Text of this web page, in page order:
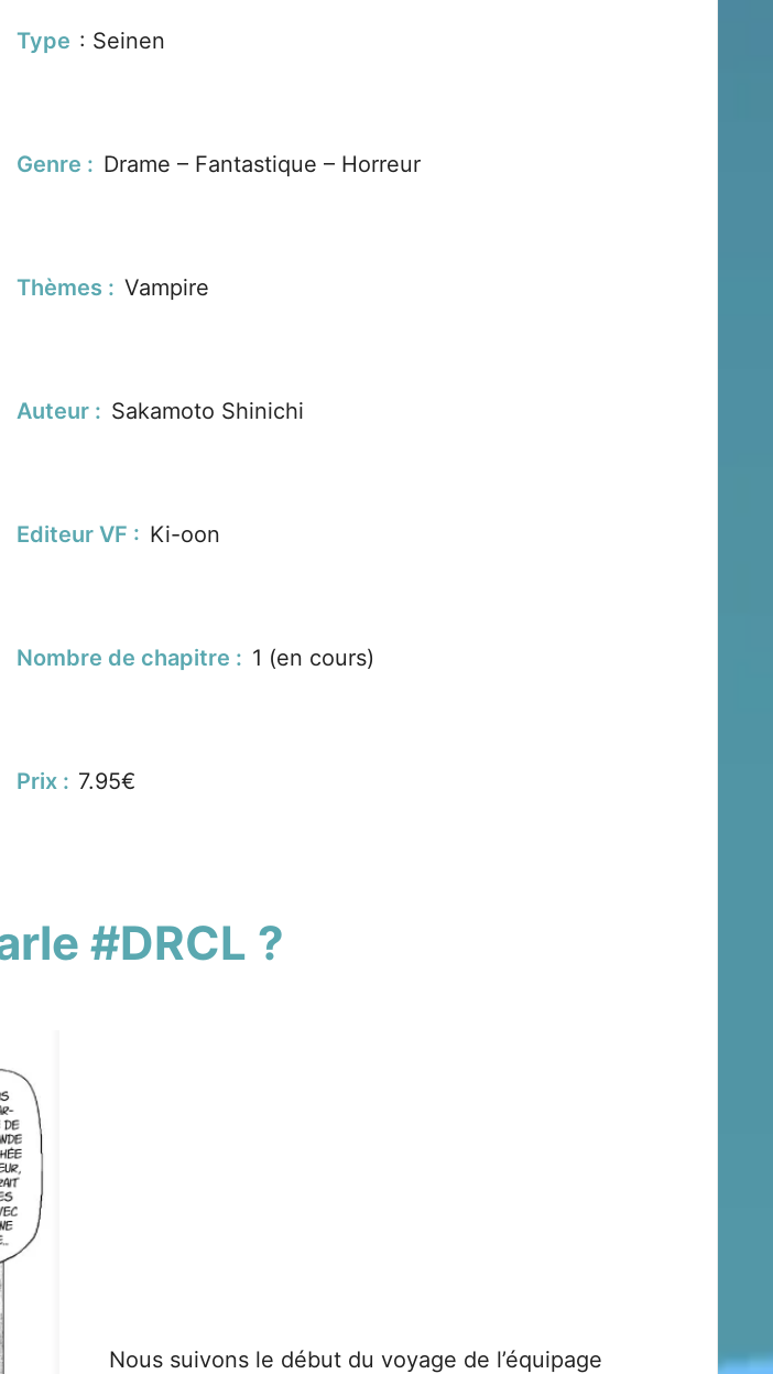
Type : Seinen
Genre : Drame – Fantastique – Horreur
Thèmes : Vampire
Auteur : Sakamoto Shinichi
Editeur VF : Ki-oon
Nombre de chapitre : 1 (en cours)
Prix : 7.95€
#DRCL ?
Nous suivons le début du voyage de l’équipage